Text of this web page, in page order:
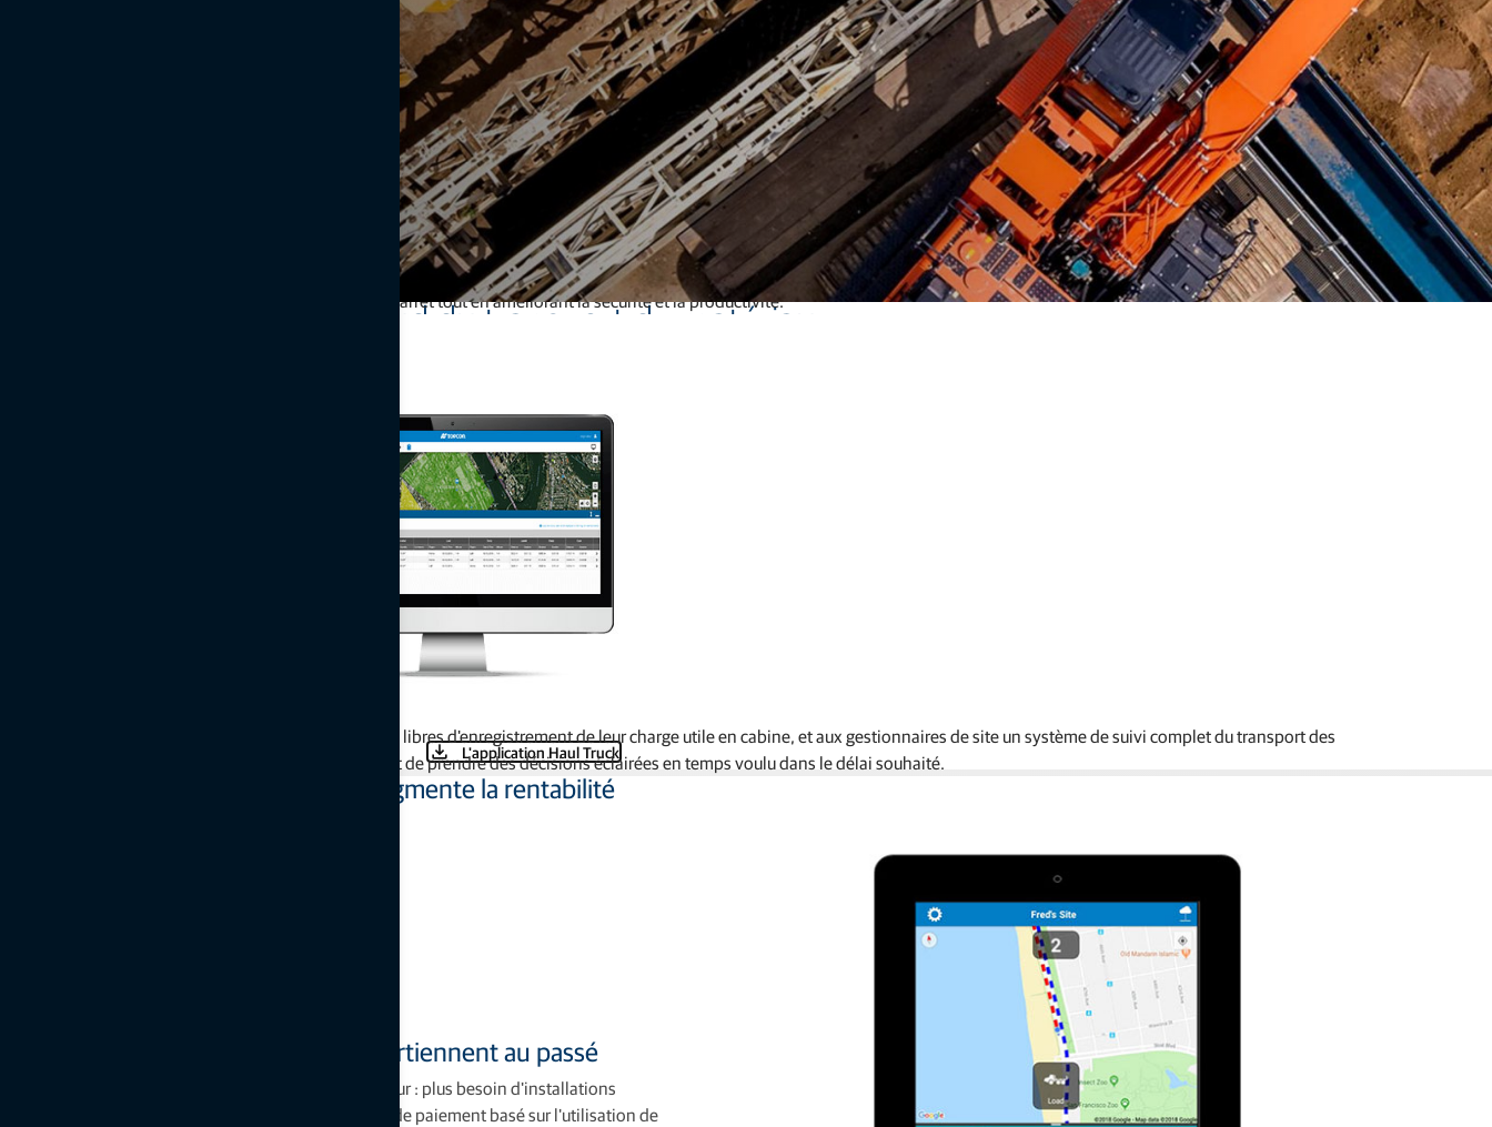
Logiciel d'alimentation animale
Services de correction et réseaux GNSS
Positionnement des offres pour les fabricants
Gestion Cloud du transport de matériaux
L'application Sitelink3D Haul Truck de Topcon facilite le suivi en temps réel, l'attribution des tâches et l'enregistrement des données, ce qui
réduit les temps d'arrêt tout en améliorant la sécurité et la productivité.
L'application Haul Truck
Assure le suivi de la productivité, augmente la rentabilité
Haul Truck fournit aux conducteurs une solution mains libres d'enregistrement de leur charge utile en cabine, et aux gestionnaires de site un système de suivi complet du transport des
matériaux et de génération de rapports qui leur permet de prendre des décisions éclairées en temps voulu dans le délai souhaité.
Les abonnements à long terme appartiennent au passé
L'application s'exécute sur le smartphone du conducteur : plus besoin d'installations
matérielles coûteuses et fastidieuses. Avec le modèle de paiement basé sur l'utilisation de